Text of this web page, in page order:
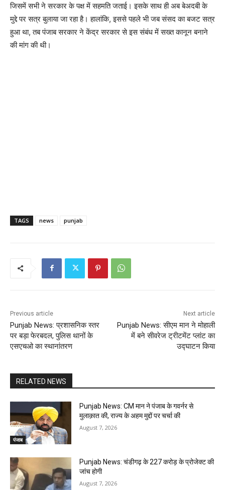
जिसमें सभी ने सरकार के पक्ष में सहमति जताई। इसके साथ ही अब बेअदबी के
मुद्दे पर सत्र बुलाया जा रहा है। हालांकि, इससे पहले भी जब संसद का बजट सत्र
हुआ था, तब पंजाब सरकार ने केंद्र सरकार से इस संबंध में सख्त कानून बनाने
की मांग की थी।
TAGS news punjab
Previous article
Punjab News: प्रशासनिक स्तर
पर बड़ा फेरबदल, पुलिस थानों के
एसएचओ का स्थानांतरण
Next article
Punjab News: सीएम मान ने मोहाली
में बने सीवरेज ट्रीटमेंट प्लांट का
उद्घाटन किया
RELATED NEWS
पंजाब
Punjab News: CM मान ने पंजाब के गवर्नर से
मुलाक़ात की, राज्य के अहम मुद्दों पर चर्चा की
August 7, 2026
Punjab News: चंडीगढ़ के ₹227 करोड़ के प्रोजेक्ट की
जांच होगी
August 7, 2026